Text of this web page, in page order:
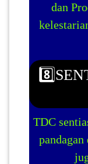
dan
TDC
pandagan